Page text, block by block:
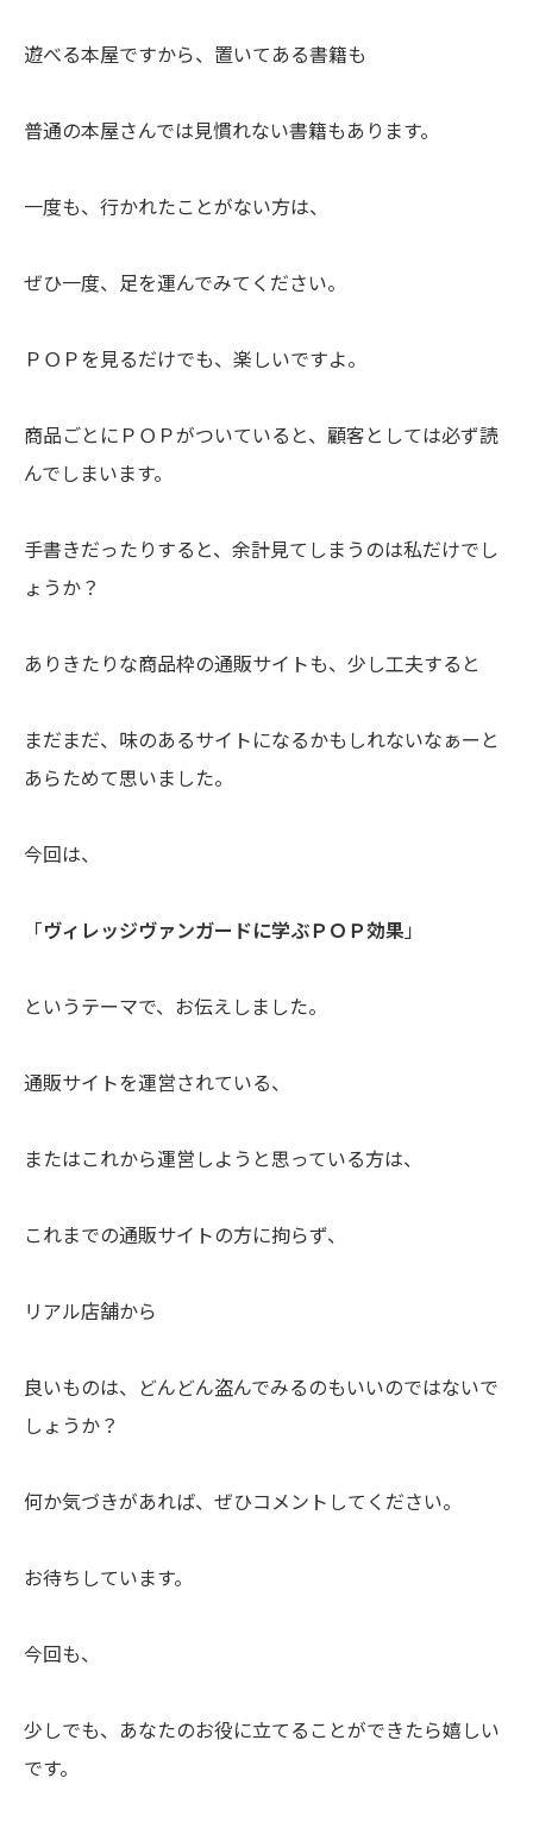
遊べる本屋ですから、置いてある書籍も
普通の本屋さんでは見慣れない書籍もあります。
一度も、行かれたことがない方は、
ぜひ一度、足を運んでみてください。
ＰＯＰを見るだけでも、楽しいですよ。
商品ごとにＰＯＰがついていると、顧客としては必ず読
んでしまいます。
手書きだったりすると、余計見てしまうのは私だけでし
ょうか？
ありきたりな商品枠の通販サイトも、少し工夫すると
まだまだ、味のあるサイトになるかもしれないなぁーと
あらためて思いました。
今回は、
「ヴィレッジヴァンガードに学ぶＰＯＰ効果 」
というテーマで、お伝えしました。
通販サイトを運営されている、
またはこれから運営しようと思っている方は、
これまでの通販サイトの方に拘らず、
リアル店舗から
良いものは、どんどん盗んでみるのもいいのではないで
しょうか？
何か気づきがあれば、ぜひコメントしてください。
お待ちしています。
今回も、
少しでも、あなたのお役に立てることができたら嬉しい
です。